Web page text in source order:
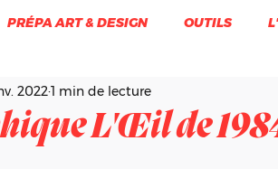
PRÉPA ART & DESIGN OUTILS
STAGE 1984-INC
L'Œil de
20221 min de lecture